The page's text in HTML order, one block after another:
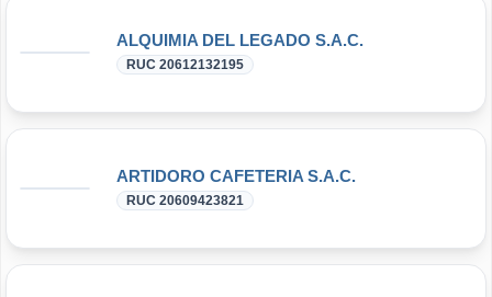
ALQUIMIA DEL LEGADO S.A.C.
RUC 20612132195
ARTIDORO CAFETERIA S.A.C.
RUC 20609423821